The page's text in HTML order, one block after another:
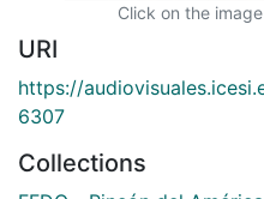
Click on the
URI
https://
6307
Collections